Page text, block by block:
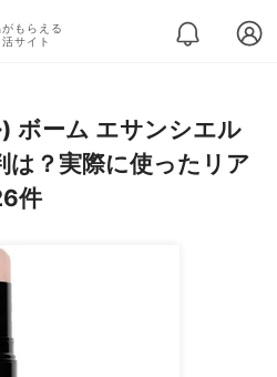
もらえる
サイト
ボーム エサンシエル
は？実際に使ったリア
件